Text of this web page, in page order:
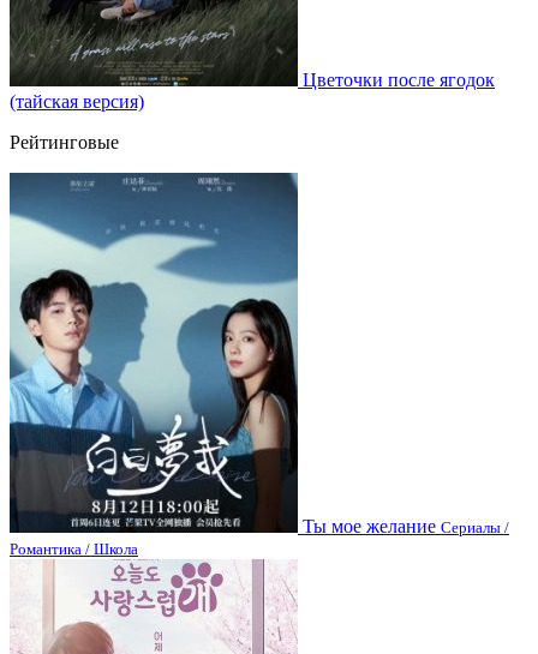
Цветочки после ягодок
(тайская версия)
Рейтинговые
Ты мое желание Сериалы /
Романтика / Школа